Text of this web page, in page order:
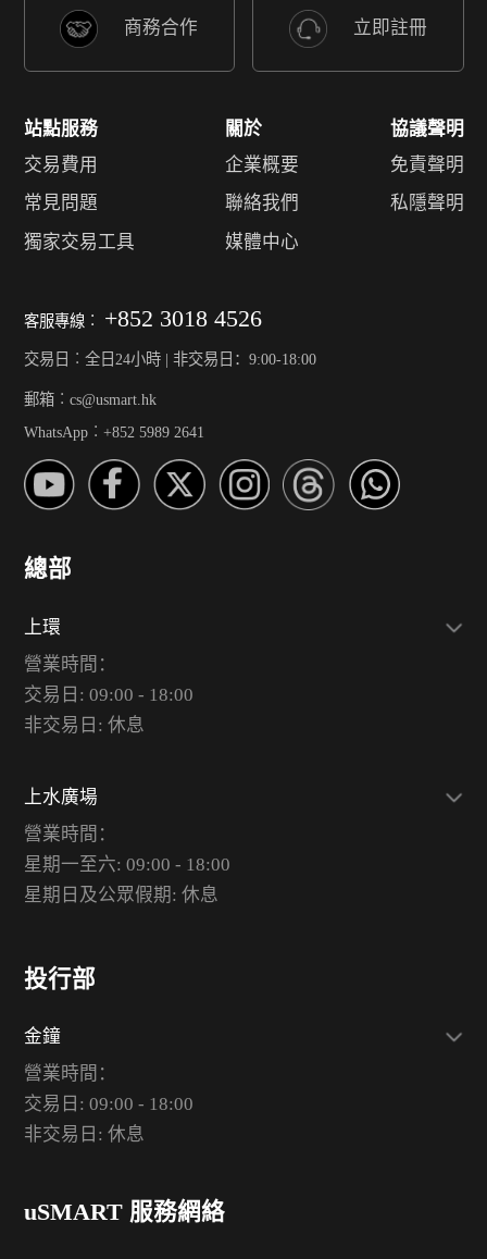
商務合作 立即註冊
站點服務
交易費用
常見問題
獨家交易工具
關於
企業概要
聯絡我們
媒體中心
協議聲明
免責聲明
私隱聲明
客服專線︰ +852 3018 4526
交易日︰全日24小時 | 非交易日：9:00-18:00
郵箱︰cs@usmart.hk
WhatsApp︰+852 5989 2641
總部
上環
營業時間：
交易日: 09:00 - 18:00
非交易日: 休息
上水廣場
營業時間：
星期一至六: 09:00 - 18:00
星期日及公眾假期: 休息
投行部
金鐘
營業時間：
交易日: 09:00 - 18:00
非交易日: 休息
uSMART 服務網絡